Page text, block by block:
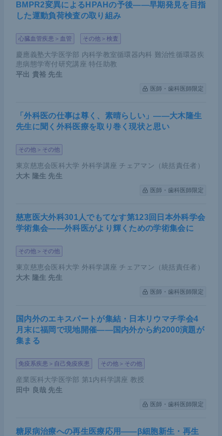
BMPR2変異によるHPAHの予後――早期発見を目指
した運動負荷検査の取り組み
心臓血管疾患＞血管 その他＞検査
慶應義塾大学医学部 内科学教室循環器内科 難治性循環器疾
患病態学寄付研究講座 特任助教
平出 貴裕 先生
医師・歯科医師限定
「外科医の仕事は尊く、素晴らしい」――大木隆生
先生に聞く外科医療を取り巻く現状と思い
その他＞その他
東京慈恵会医科大学 外科学講座 チェアマン（統括責任者）
大木 隆生 先生
医師・歯科医師限定
慈恵医大外科301人でもてなす第123回日本外科学会
学術集会――外科医がより輝くための学術集会に
その他＞その他
東京慈恵会医科大学 外科学講座 チェアマン（統括責任者）
大木 隆生 先生
医師・歯科医師限定
国内外のエキスパートが集結・日本リウマチ学会4
月末に福岡で現地開催――国内外から約2000演題が
集まる
免疫系疾患＞自己免疫疾患 その他＞その他
産業医科大学医学部 第1内科学講座 教授
田中 良哉 先生
医師・歯科医師限定
糖尿病治療への再生医療応用――β細胞新生・再生